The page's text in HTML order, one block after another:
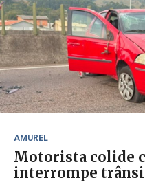
AMUREL
Motorista colide
interrompe